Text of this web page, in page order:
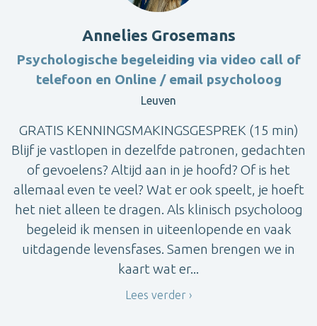
Annelies Grosemans
Psychologische begeleiding via video call of
telefoon en Online / email psycholoog
Leuven
GRATIS KENNINGSMAKINGSGESPREK (15 min)
Blijf je vastlopen in dezelfde patronen, gedachten
of gevoelens? Altijd aan in je hoofd? Of is het
allemaal even te veel? Wat er ook speelt, je hoeft
het niet alleen te dragen. Als klinisch psycholoog
begeleid ik mensen in uiteenlopende en vaak
uitdagende levensfases. Samen brengen we in
kaart wat er...
Lees verder